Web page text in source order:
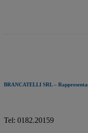
BRANCATELLI SRL –
Tel: 0182.20159